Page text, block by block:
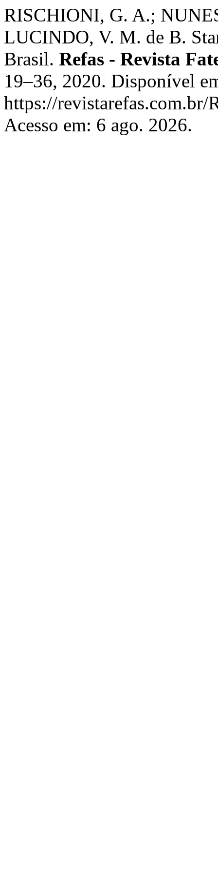
RISCHIONI, G. A.;
LUCINDO, V. M. de B.
Brasil. Refas - Revista
19–36, 2020. Disponível
https://
Acesso em: 6 ago. 2026.